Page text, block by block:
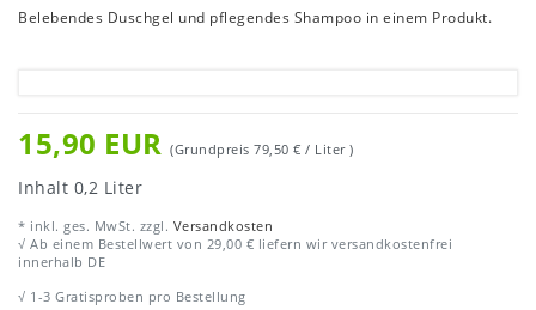
Belebendes Duschgel und pflegendes Shampoo in einem Produkt.
15,90 EUR (Grundpreis 79,50 € / Liter )
Inhalt 0,2 Liter
* inkl. ges. MwSt. zzgl. Versandkosten
√ Ab einem Bestellwert von 29,00 € liefern wir versandkostenfrei
innerhalb DE
√ 1-3 Gratisproben pro Bestellung